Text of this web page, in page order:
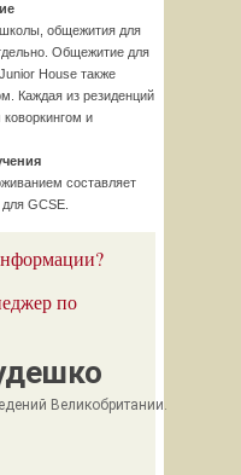
общежития для
Общежитие для
House также
Каждая из резиденций
и
составляет
GCSE.
по
Великобритании.